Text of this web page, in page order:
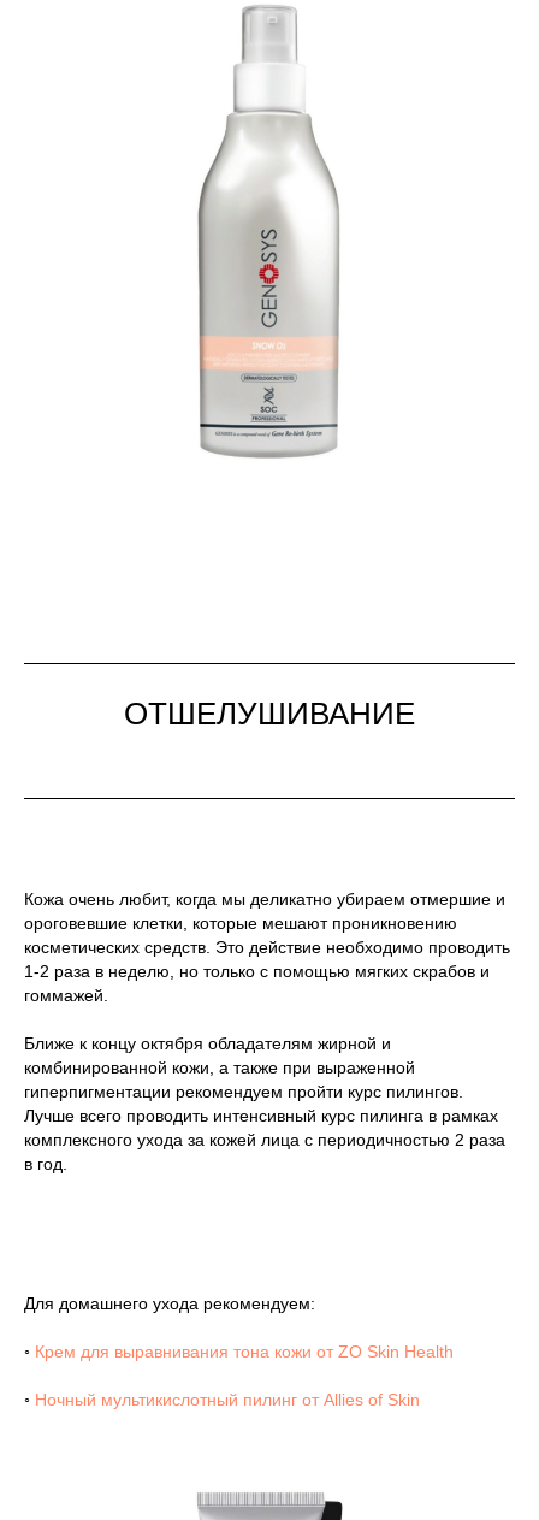
ОТШЕЛУШИВАНИЕ
Кожа очень любит, когда мы деликатно убираем отмершие и
ороговевшие клетки, которые мешают проникновению
косметических средств. Это действие необходимо проводить
1-2 раза в неделю, но только с помощью мягких скрабов и
гоммажей.
Ближе к концу октября обладателям жирной и
комбинированной кожи, а также при выраженной
гиперпигментации рекомендуем пройти курс пилингов.
Лучше всего проводить интенсивный курс пилинга в рамках
комплексного ухода за кожей лица с периодичностью 2 раза
в год.
Для домашнего ухода рекомендуем:
◦ Крем для выравнивания тона кожи от ZO Skin Health
◦ Ночный мультикислотный пилинг от Allies of Skin